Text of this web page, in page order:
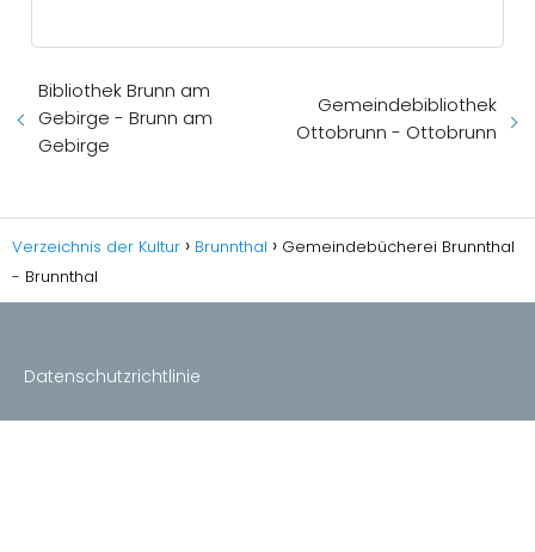
Bibliothek Brunn am
Gebirge - Brunn am
Gebirge
Gemeindebibliothek
Ottobrunn - Ottobrunn
Verzeichnis der Kultur Brunnthal
Gemeindebücherei Brunnthal
- Brunnthal
Datenschutzrichtlinie